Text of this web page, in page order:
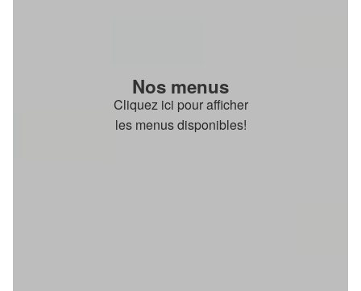
Nos menus
Cliquez ici pour afficher
les menus disponibles!